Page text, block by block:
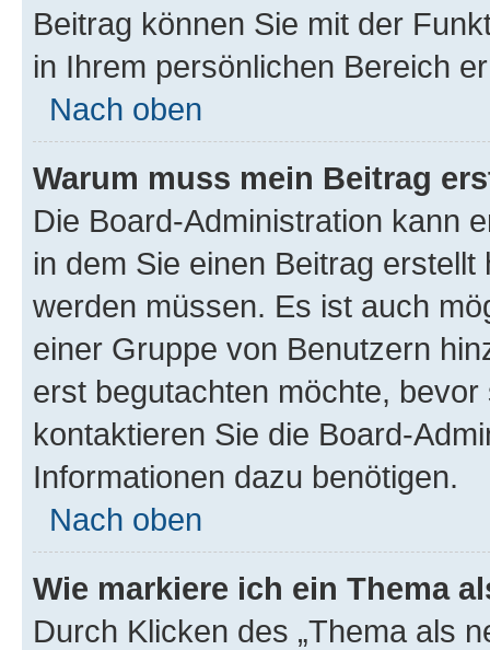
Beitrag können Sie mit der
in Ihrem persönlichen Bereich
Nach oben
Warum muss mein Beitrag
Die Board-Administration kann
in dem Sie einen Beitrag
werden müssen. Es ist auch
einer Gruppe von Benutzern
erst begutachten möchte,
kontaktieren Sie die Board-
Informationen dazu benötigen.
Nach oben
Wie markiere ich ein Thema
Durch Klicken des „Thema als